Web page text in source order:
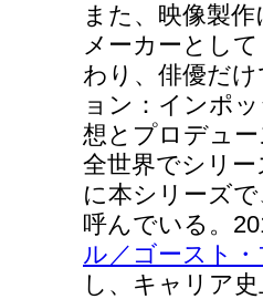
また、映像製
メーカーとし
わり、俳優だ
ョン：インポ
想とプロデュ
全世界でシリ
に本シリーズ
呼んでいる。
ル／ゴースト
し、キャリア